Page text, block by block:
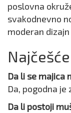
poslovna
svakodnevno
moderan
Da li se majica
Da, pogodna je
Da li postoji